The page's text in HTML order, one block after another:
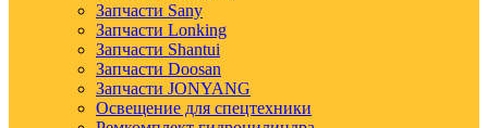
Запчасти Sany
Запчасти Lonking
Запчасти Shantui
Запчасти Doosan
Запчасти JONYANG
Освещение для спецтехники